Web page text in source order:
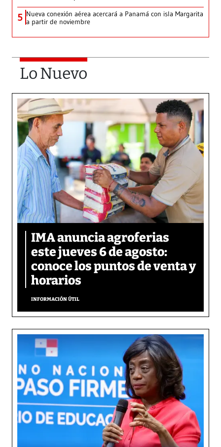
5 Nueva conexión aérea acercará a Panamá con isla Margarita
a partir de noviembre
Lo Nuevo
IMA anuncia agroferias
este jueves 6 de agosto:
conoce los puntos de venta y
horarios
INFORMACIÓN ÚTIL